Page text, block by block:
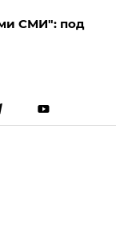
СМИ": под